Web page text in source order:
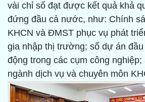
vài chỉ số đạt được kết quả khả
đứng đầu cả nước, như: Chính
KHCN và ĐMST phục vụ phát
gia nhập thị trường; số dự án
động trong các cụm công
ngành dịch vụ và chuyên môn